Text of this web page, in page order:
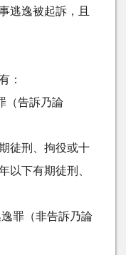
逃逸被起訴，且
：
（告訴乃論
徒刑、拘役或十
以下有期徒刑、
罪（非告訴乃論